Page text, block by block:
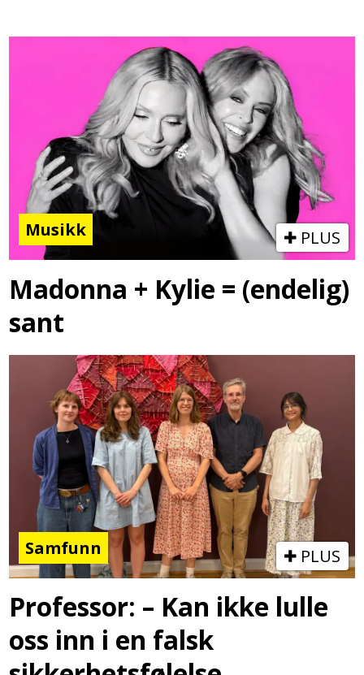
Musikk PLUS
Madonna + Kylie = (endelig)
sant
Samfunn PLUS
Professor: – Kan ikke lulle
oss inn i en falsk